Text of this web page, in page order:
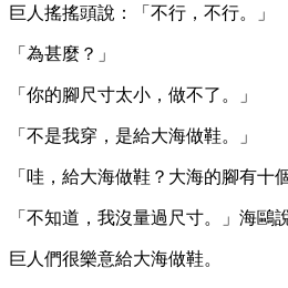
巨人搖搖頭說：「不行，不行。」
「為甚麼？」
「你的腳尺寸太小，做不了。」
「不是我穿，是給大海做鞋。」
「哇，給大海做鞋？大海的腳有十
「不知道，我沒量過尺寸。」海鷗說
巨人們很樂意給大海做鞋。